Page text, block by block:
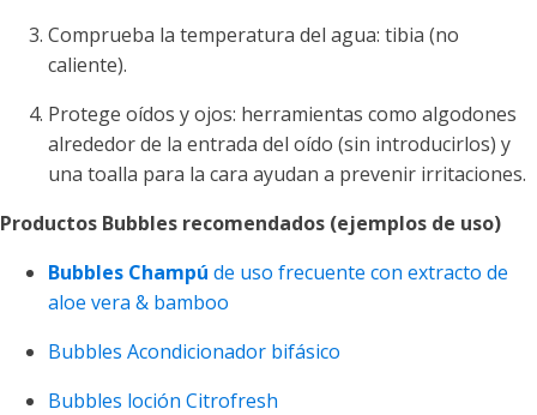
Comprueba la temperatura del agua: tibia (no
caliente).
Protege oídos y ojos: herramientas como algodones
alrededor de la entrada del oído (sin introducirlos) y
una toalla para la cara ayudan a prevenir irritaciones.
Productos Bubbles recomendados (ejemplos de uso)
Bubbles Champú de uso frecuente con extracto de
aloe vera & bamboo
Bubbles Acondicionador bifásico
Bubbles loción Citrofresh